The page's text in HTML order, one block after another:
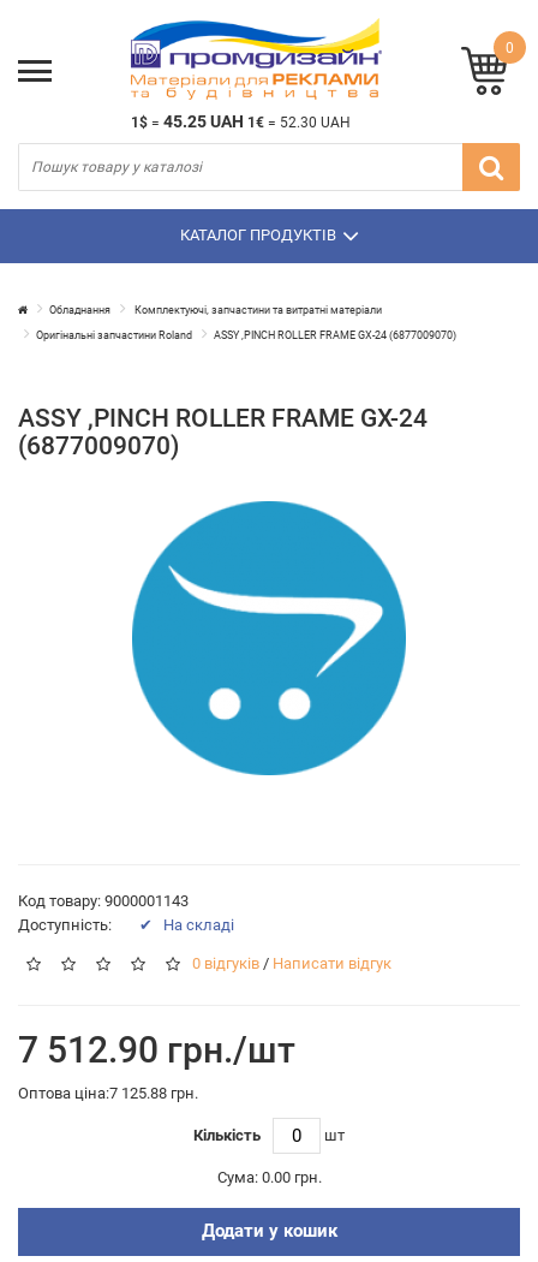
1$ = 45.25 UAH 1€ = 52.30 UAH
0
КАТАЛОГ ПРОДУКТІВ
Обладнання Комплектуючі, запчастини та витратні матеріали
Оригінальні запчастини Roland ASSY ,PINCH ROLLER FRAME GX-24 (6877009070)
ASSY ,PINCH ROLLER FRAME GX-24
(6877009070)
Код товару: 9000001143
Доступність:
✔ На складі
0 відгуків / Написати відгук
7 512.90 грн./шт
Оптова ціна:7 125.88 грн.
Кількість шт
Сума: 0.00 грн.
Додати у кошик